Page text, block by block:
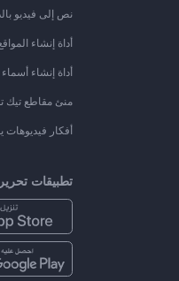
نص إلى فيديو
أداة إنشاء
أداة إنشاء
منئ مقاطع تيك
أفكار فيديوهات
تطبيقات